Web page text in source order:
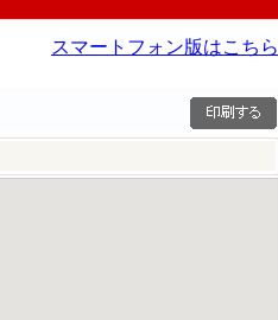
スマートフォン版はこちら